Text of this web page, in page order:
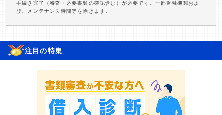
手続き完了（審査・必要書類の確認含む）が必要です。一部金融機関およ
び、メンテナンス時間等を除きます。
注目の特集